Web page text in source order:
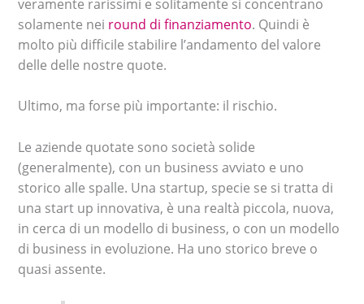
veramente rarissimi e solitamente si concentrano
solamente nei round di finanziamento. Quindi è
molto più difficile stabilire l’andamento del valore
delle delle nostre quote.
Ultimo, ma forse più importante: il rischio.
Le aziende quotate sono società solide
(generalmente), con un business avviato e uno
storico alle spalle. Una startup, specie se si tratta di
una start up innovativa, è una realtà piccola, nuova,
in cerca di un modello di business, o con un modello
di business in evoluzione. Ha uno storico breve o
quasi assente.